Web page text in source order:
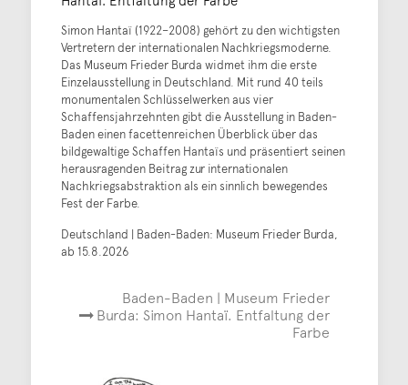
Simon Hantaï (1922–2008) gehört zu den wichtigsten
Vertretern der internationalen Nachkriegsmoderne.
Das Museum Frieder Burda widmet ihm die erste
Einzelausstellung in Deutschland. Mit rund 40 teils
monumentalen Schlüsselwerken aus vier
Schaffensjahrzehnten gibt die Ausstellung in Baden-
Baden einen facettenreichen Überblick über das
bildgewaltige Schaffen Hantaïs und präsentiert seinen
herausragenden Beitrag zur internationalen
Nachkriegsabstraktion als ein sinnlich bewegendes
Fest der Farbe.
Deutschland | Baden-Baden: Museum Frieder Burda,
ab 15.8.2026
Baden-Baden | Museum Frieder
Burda: Simon Hantaï. Entfaltung der
Farbe